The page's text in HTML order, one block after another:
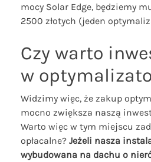
mocy Solar Edge, będziemy
2500 złotych (jeden
Czy warto
w
Widzimy więc, że zakup
mocno zwiększa naszą
Warto więc w tym miejscu
opłacalne? Jeżeli nasza
wybudowana na dachu o